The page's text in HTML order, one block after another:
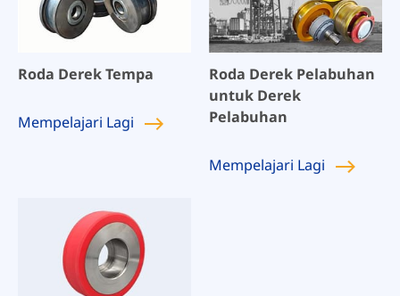
Roda Derek Tempa
Mempelajari Lagi
Roda Derek Pelabuhan
untuk Derek
Pelabuhan
Mempelajari Lagi